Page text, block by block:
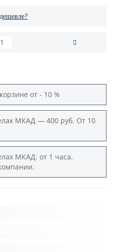
от - 10 %
МКАД — 400 руб. От 10
МКАД: от 1 часа.